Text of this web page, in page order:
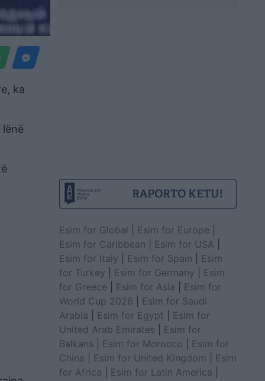
ka
Esim for Global Esim for Europe
Esim for Caribbean
Esim for USA
Esim for Italy
Esim for Spain
Esim
for Turkey
Esim for Germany
Esim
for Greece
Esim for Asia
Esim for
World Cup 2026
Esim for Saudi
Arabia
Esim for Egypt
Esim for
United Arab Emirates
Esim for
Balkans
Esim for Morocco
Esim for
China
Esim for United Kingdom
Esim
for Africa
Esim for Latin America